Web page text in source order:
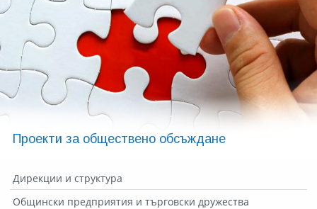
Проекти за обществено обсъждане
Дирекции и структура
Общински предприятия и търговски дружества